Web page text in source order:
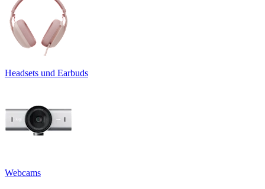
Headsets und Earbuds
Webcams